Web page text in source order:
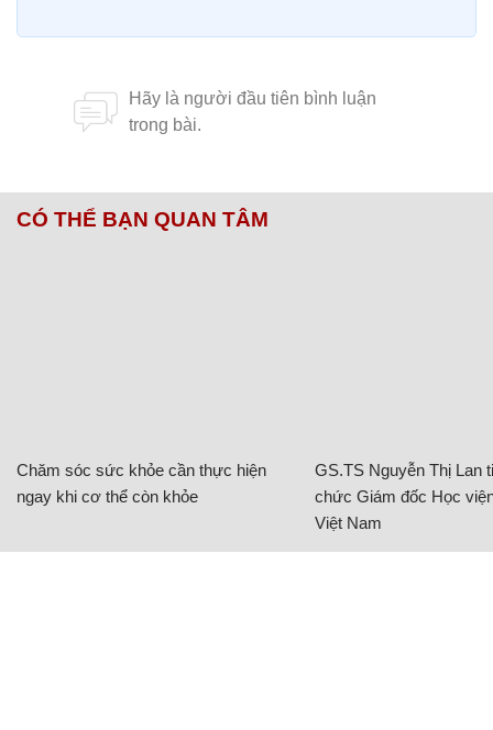
CÓ THỂ BẠN QUAN TÂM
Chăm sóc sức khỏe cần thực hiện
ngay khi cơ thể còn khỏe
GS.TS Nguyễn Thị Lan
chức Giám đốc Học
Việt Nam